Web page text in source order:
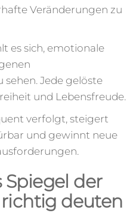
Veränderungen zu
es sich, emotionale
sehen. Jede gelöste
und Lebensfreude.
verfolgt, steigert
und gewinnt neue
Spiegel der
richtig deuten